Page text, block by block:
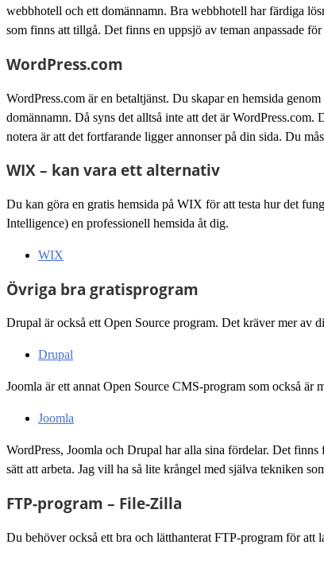
webbhotell och ett domännamn. Bra webbhotell har färdiga
som finns att tillgå. Det finns en uppsjö av teman anpassade
WordPress.com
WordPress.com är en betaltjänst. Du skapar en hemsida
domännamn. Då syns det alltså inte att det är
notera är att det fortfarande ligger annonser på din sida. Du
WIX – kan vara ett alternativ
Du kan göra en gratis hemsida på WIX för att testa hur det
Intelligence) en professionell hemsida åt dig.
WIX
Övriga bra gratisprogram
Drupal är också ett Open Source program. Det kräver mer av
Drupal
Joomla är ett annat Open Source CMS-program som också är
Joomla
WordPress, Joomla och Drupal har alla sina fördelar. Det
sätt att arbeta. Jag vill ha så lite krångel med själva tekniken
FTP-program – File-Zilla
Du behöver också ett bra och lätthanterat FTP-program för